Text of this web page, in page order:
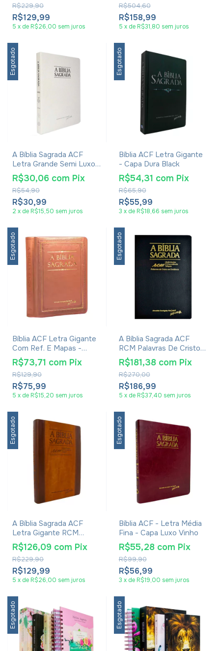
R$129,99
R$229,90
5 x de R$26,00 sem juros
R$158,99
R$504,60
5 x de R$31,80 sem juros
Esgotado
A Bíblia Sagrada ACF
Letra Grande Semi Luxo
Branca
R$30,99
R$54,90
R$30,06 com Pix
2 x de R$15,50 sem juros
Esgotado
Bíblia ACF Letra Gigante
- Capa Dura Black
R$55,99
R$65,90
R$54,31 com Pix
3 x de R$18,66 sem juros
Esgotado
Bíblia ACF Letra Gigante
Com Ref. E Mapas -
Creme
R$75,99
R$129,90
R$73,71 com Pix
5 x de R$15,20 sem juros
Esgotado
A Bíblia Sagrada ACF
RCM Palavras De Cristo
Em Evidência Capa Couro
Legítimo Preta
R$186,99
R$270,00
R$181,38 com Pix
5 x de R$37,40 sem juros
Esgotado
A Bíblia Sagrada ACF
Letra Gigante RCM
Bicolor Chocolate Havana
R$129,99
R$229,90
R$126,09 com Pix
5 x de R$26,00 sem juros
Esgotado
Bíblia ACF - Letra Média
Fina - Capa Luxo Vinho
R$56,99
R$99,90
R$55,28 com Pix
3 x de R$19,00 sem juros
Esgotado Esgotado